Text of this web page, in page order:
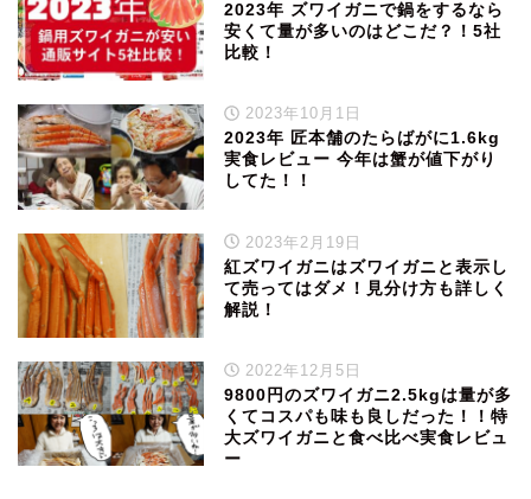
2023年 ズワイガニで鍋をするなら
安くて量が多いのはどこだ？！5社
比較！
2023年10月1日
2023年 匠本舗のたらばがに1.6kg
実食レビュー 今年は蟹が値下がり
してた！！
2023年2月19日
紅ズワイガニはズワイガニと表示し
て売ってはダメ！見分け方も詳しく
解説！
2022年12月5日
9800円のズワイガニ2.5kgは量が多
くてコスパも味も良しだった！！特
大ズワイガニと食べ比べ実食レビュ
ー